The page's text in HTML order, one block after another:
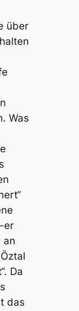
über
Was
er
an
Da
das